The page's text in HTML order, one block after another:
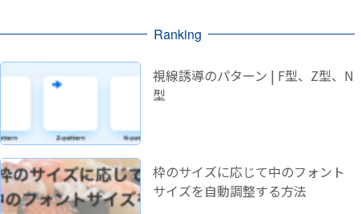
Ranking
視線誘導のパターン | F型、Z型、N
型
枠のサイズに応じて中のフォント
サイズを自動調整する方法